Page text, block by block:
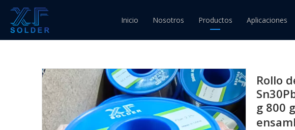
Inicio Nosotros Productos
Alambre de Estaño y Plomo
Alambre de Estaño sin
Aplicaciones
Usted está aquí:
g 1 kg y diámetro 0,8 mm para ensamblaje de luz LED
Rollo
g 800